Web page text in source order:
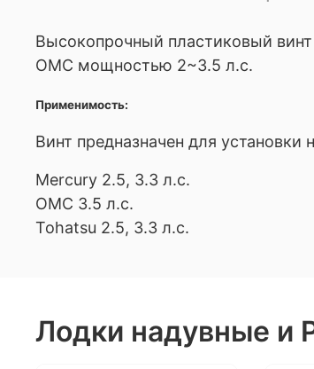
Высокопрочный пластиковый
OMC мощностью 2~3.5 л.с.
Применимость:
Винт предназначен для
Mercury 2.5, 3.3 л.с.
OMC 3.5 л.с.
Tohatsu 2.5, 3.3 л.с.
Лодки надувные и